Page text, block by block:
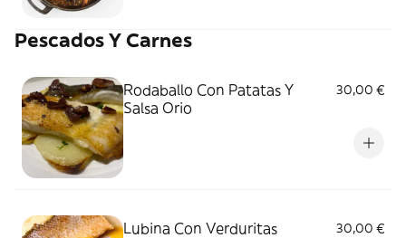
Pescados Y Carnes
Rodaballo Con Patatas Y
Salsa Orio
30,00 €
Lubina Con Verduritas 30,00 €